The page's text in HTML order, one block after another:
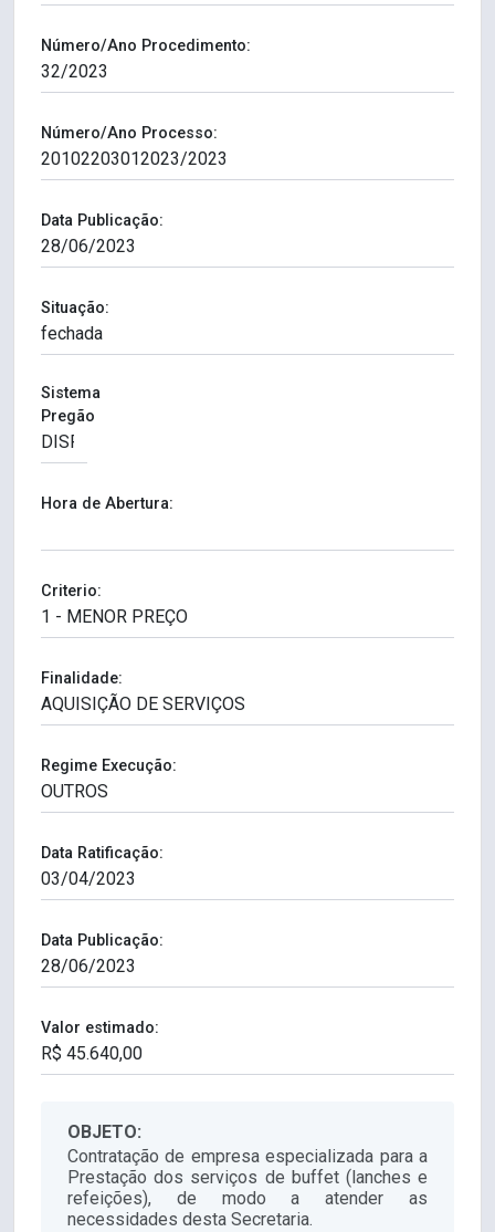
Número/Ano Procedimento:
Número/Ano Processo:
Data Publicação:
Situação:
Sistema
Pregão
Hora de Abertura:
Criterio:
Finalidade:
Regime Execução:
Data Ratificação:
Data Publicação:
Valor estimado:
OBJETO:
Contratação de empresa especializada para a
Prestação dos serviços de buffet (lanches e
refeições), de modo a atender as
necessidades desta Secretaria.